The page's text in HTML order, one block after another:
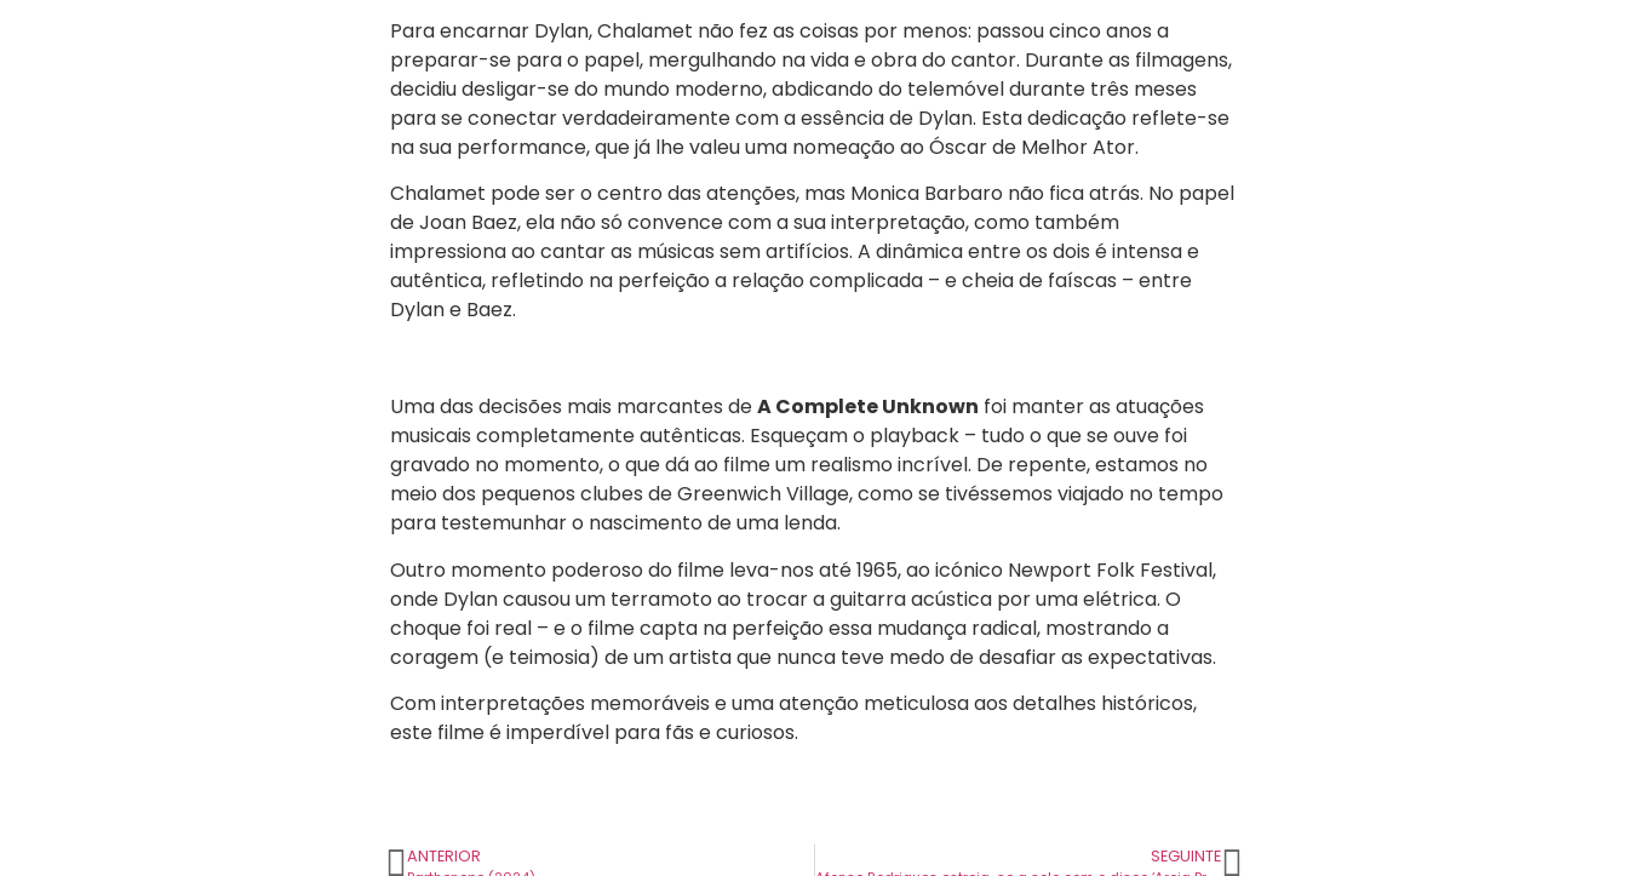
Para encarnar Dylan, Chalamet não fez as coisas por menos: passou cinco anos a
preparar-se para o papel, mergulhando na vida e obra do cantor. Durante as filmagens,
decidiu desligar-se do mundo moderno, abdicando do telemóvel durante três meses
para se conectar verdadeiramente com a essência de Dylan. Esta dedicação reflete-se
na sua performance, que já lhe valeu uma nomeação ao Óscar de Melhor Ator.
Chalamet pode ser o centro das atenções, mas Monica Barbaro não fica atrás. No papel
de Joan Baez, ela não só convence com a sua interpretação, como também
impressiona ao cantar as músicas sem artifícios. A dinâmica entre os dois é intensa e
autêntica, refletindo na perfeição a relação complicada – e cheia de faíscas – entre
Dylan e Baez.
Uma das decisões mais marcantes deA Complete Unknown foi manter as atuações
musicais completamente autênticas. Esqueçam o playback – tudo o que se ouve foi
gravado no momento, o que dá ao filme um realismo incrível. De repente, estamos no
meio dos pequenos clubes de Greenwich Village, como se tivéssemos viajado no tempo
para testemunhar o nascimento de uma lenda.
Outro momento poderoso do filme leva-nos até 1965, ao icónico Newport Folk Festival,
onde Dylan causou um terramoto ao trocar a guitarra acústica por uma elétrica. O
choque foi real – e o filme capta na perfeição essa mudança radical, mostrando a
coragem (e teimosia) de um artista que nunca teve medo de desafiar as expectativas.
Com interpretações memoráveis e uma atenção meticulosa aos detalhes históricos,
este filme é imperdível para fãs e curiosos.
ANTERIOR SEGUINTE